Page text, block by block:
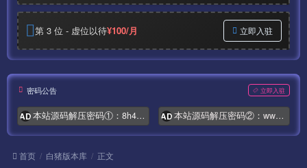
第 3 位 - 虚位以待¥100/月 立即入驻
密码公告 立即入驻
AD 本站源码解压密码①：8h4.com AD 本站源码解压密码②：www.syymw.com
首页 白猪版本库 正文